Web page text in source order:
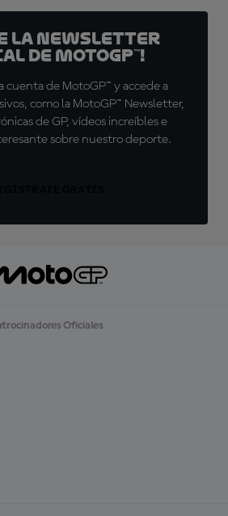
la Newsletter
de MotoGP™!
cuenta de MotoGP™ y accede a
como la MotoGP™ Newsletter,
de GP, vídeos increíbles e
sobre nuestro deporte.
Oficiales